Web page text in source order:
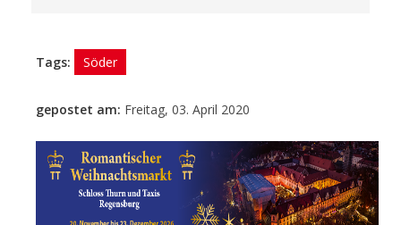
Tags: Söder
gepostet am: Freitag, 03. April 2020
- Anzeige -